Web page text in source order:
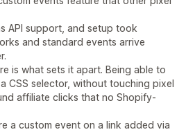
API support, and setup took
and standard events arrive
is what sets it apart. Being able to
CSS selector, without touching pixel
affiliate clicks that no Shopify-
a custom event on a link added via